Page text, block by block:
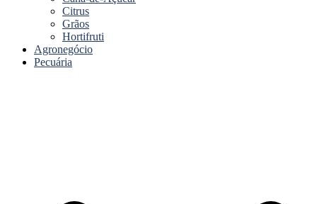
Citrus
Grãos
Hortifruti
Agronegócio
Pecuária